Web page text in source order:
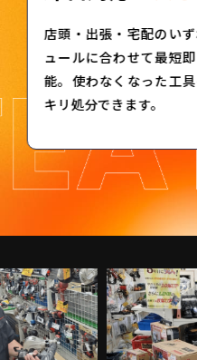
店頭・出張・宅配のい
ュールに合わせて最短
能。使わなくなった工
キリ処分できます。